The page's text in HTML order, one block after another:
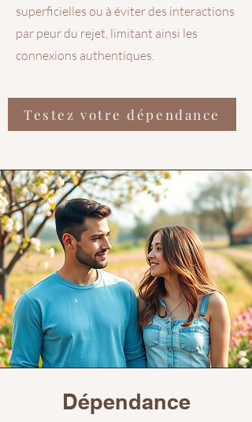
superficielles ou à éviter des interactions
par peur du rejet, limitant ainsi les
connexions authentiques.​
Testez votre dépendance
Dépendance